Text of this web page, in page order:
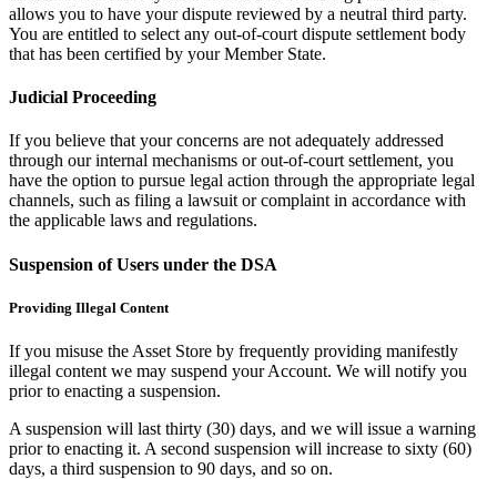
allows you to have your dispute reviewed by a neutral third party.
You are entitled to select any out-of-court dispute settlement body
that has been certified by your Member State.
Judicial Proceeding
If you believe that your concerns are not adequately addressed
through our internal mechanisms or out-of-court settlement, you
have the option to pursue legal action through the appropriate legal
channels, such as filing a lawsuit or complaint in accordance with
the applicable laws and regulations.
Suspension of Users under the DSA
Providing Illegal Content
If you misuse the Asset Store by frequently providing manifestly
illegal content we may suspend your Account. We will notify you
prior to enacting a suspension.
A suspension will last thirty (30) days, and we will issue a warning
prior to enacting it. A second suspension will increase to sixty (60)
days, a third suspension to 90 days, and so on.